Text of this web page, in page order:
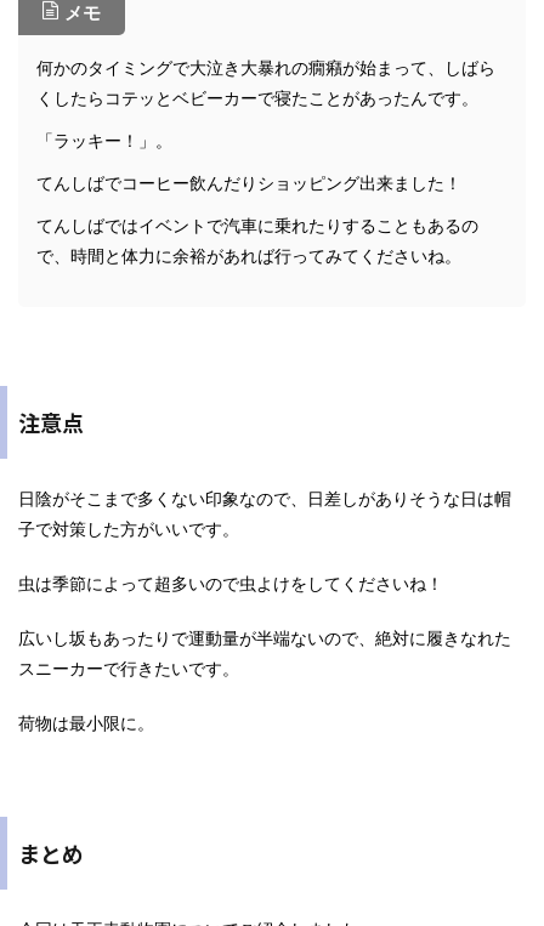
メモ
何かのタイミングで大泣き大暴れの癇癪が始まって、しばら
くしたらコテッとベビーカーで寝たことがあったんです。
「ラッキー！」。
てんしばでコーヒー飲んだりショッピング出来ました！
てんしばではイベントで汽車に乗れたりすることもあるの
で、時間と体力に余裕があれば行ってみてくださいね。
注意点
日陰がそこまで多くない印象なので、日差しがありそうな日は帽
子で対策した方がいいです。
虫は季節によって超多いので虫よけをしてくださいね！
広いし坂もあったりで運動量が半端ないので、絶対に履きなれた
スニーカーで行きたいです。
荷物は最小限に。
まとめ